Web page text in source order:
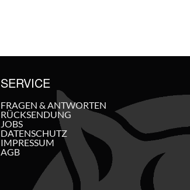
SERVICE
FRAGEN & ANTWORTEN
RÜCKSENDUNG
JOBS
DATENSCHUTZ
IMPRESSUM
AGB